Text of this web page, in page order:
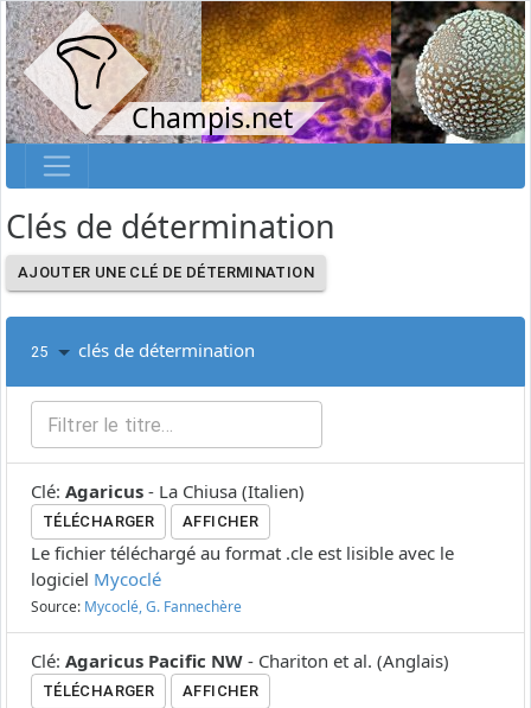
Champis.net
Clés de détermination
AJOUTER UNE CLÉ DE DÉTERMINATION
25 clés de détermination
Clé: Agaricus - La Chiusa (Italien)
TÉLÉCHARGER AFFICHER
Le fichier téléchargé au format .cle est lisible avec le
logiciel Mycoclé
Source: Mycoclé, G. Fannechère
Clé: Agaricus Pacific NW - Chariton et al. (Anglais)
TÉLÉCHARGER AFFICHER